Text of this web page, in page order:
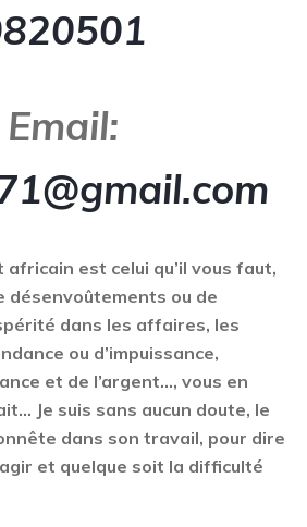
Email:
est celui qu’il vous faut,
désenvoûtements ou de
dans les affaires, les
ou d’impuissance,
et de l’argent…, vous en
Je suis sans aucun doute, le
dans son travail, pour dire
et quelque soit la difficulté